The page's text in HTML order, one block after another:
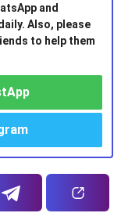
and
Also, please
to help them